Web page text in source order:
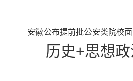
安徽公布提前批公安类院校面
历史+思想政